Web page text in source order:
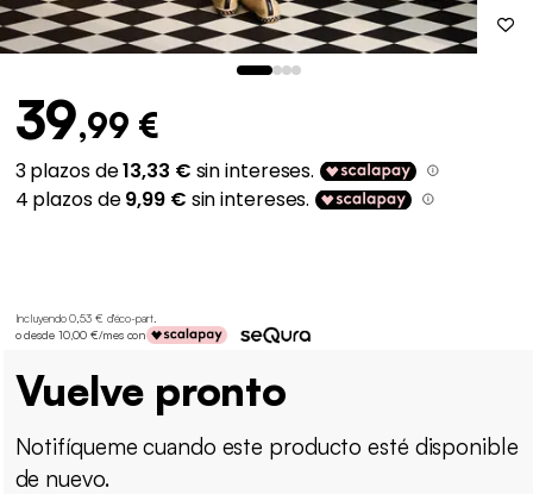
39,99 €
Incluyendo 0,53 € d'éco-part.
o desde 10,00 €/mes con
Vuelve pronto
Notifíqueme cuando este producto esté disponible
de nuevo.